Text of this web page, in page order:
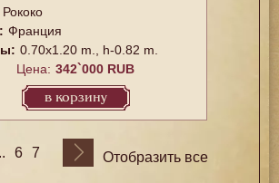
Рококо
Франция
0.70x1.20 m., h-0.82 m.
Цена: 342`000 RUB
в корзину
6 7 Отобразить все